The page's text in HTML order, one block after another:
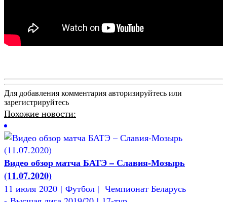
Для добавления комментария авторизируйтесь или
зарегистрируйтесь
Похожие новости:
Видео обзор матча БАТЭ – Славия-Мозырь
(11.07.2020)
11 июля 2020 | Футбол | Чемпионат Беларусь